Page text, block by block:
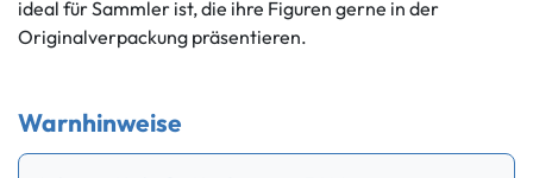
ideal für Sammler ist, die ihre Figuren gerne in der
Originalverpackung präsentieren.
Warnhinweise